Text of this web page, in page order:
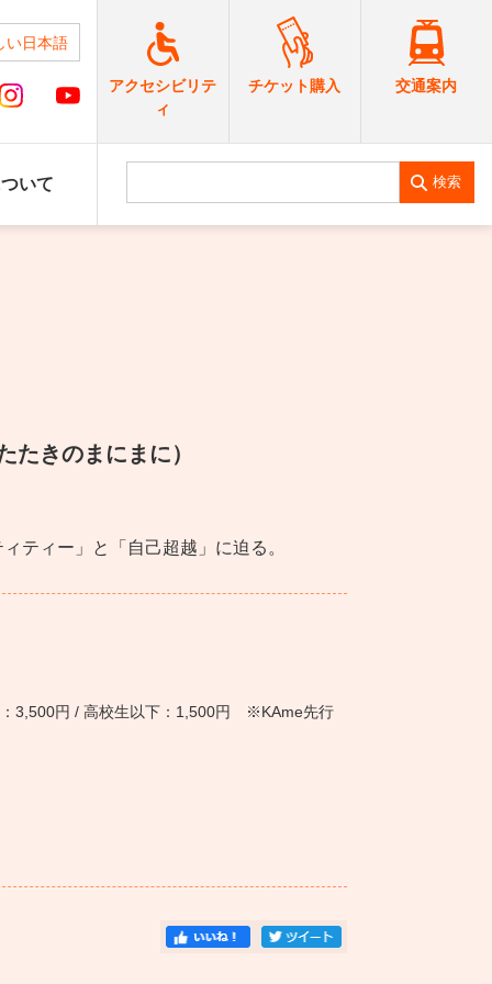
い日本語
アクセシビリテ
ィ
チケット購入 交通案内
いて 検索
たきのまにまに）
ティー」と「自己超越」に迫る。
3,500円 / 高校生以下：1,500円 ※KAme先行